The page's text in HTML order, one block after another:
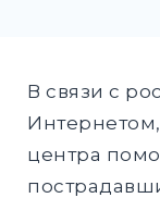
В связи с
центра